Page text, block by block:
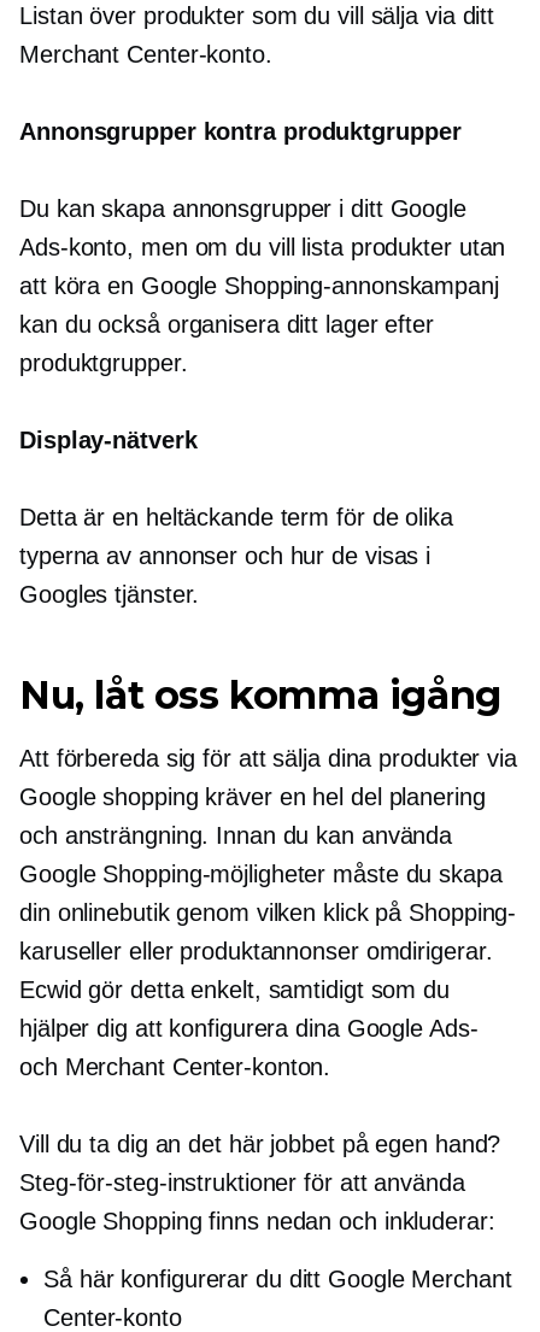
Listan över produkter som du vill sälja via ditt
Merchant Center-konto.
Annonsgrupper kontra produktgrupper
Du kan skapa annonsgrupper i ditt Google
Ads-konto, men om du vill lista produkter utan
att köra en Google Shopping-annonskampanj
kan du också organisera ditt lager efter
produktgrupper.
Display-nätverk
Detta är en heltäckande term för de olika
typerna av annonser och hur de visas i
Googles tjänster.
Nu, låt oss komma igång
Att förbereda sig för att sälja dina produkter via
Google shopping kräver en hel del planering
och ansträngning. Innan du kan använda
Google Shopping-möjligheter måste du skapa
din onlinebutik genom vilken klick på Shopping-
karuseller eller produktannonser omdirigerar.
Ecwid gör detta enkelt, samtidigt som du
hjälper dig att konfigurera dina Google Ads-
och Merchant Center-konton.
Vill du ta dig an det här jobbet på egen hand?
Steg-för-steg-instruktioner för att använda
Google Shopping finns nedan och inkluderar:
Så här konfigurerar du ditt Google Merchant
Center-konto